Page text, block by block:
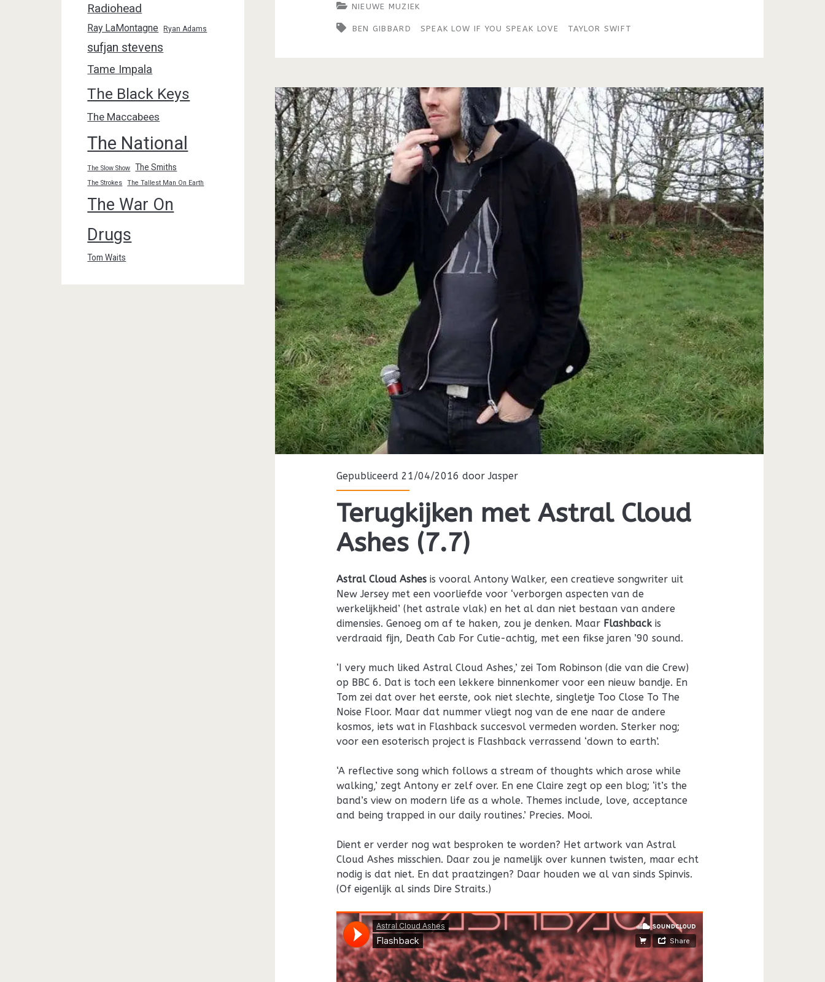
NIEUWE MUZIEK
BEN GIBBARD SPEAK LOW IF YOU SPEAK LOVE TAYLOR SWIFT
Gepubliceerd 21/04/2016 doorJasper
Terugkijken met Astral Cloud
Ashes (7.7)
Astral Cloud Ashesis vooral Antony Walker, een creatieve songwriter uit
New Jersey met een voorliefde voor ‘verborgen aspecten van de
werkelijkheid’ (het astrale vlak) en het al dan niet bestaan van andere
dimensies. Genoeg om af te haken, zou je denken. Maar Flashbackis
verdraaid fijn, Death Cab For Cutie-achtig, met een fikse jaren ’90 sound.
‘I very much liked Astral Cloud Ashes,’ zei Tom Robinson (die van die Crew)
op BBC 6. Dat is toch een lekkere binnenkomer voor een nieuw bandje. En
Tom zei dat over het eerste, ook niet slechte, singletje Too Close To The
Noise Floor. Maar dat nummer vliegt nog van de ene naar de andere
kosmos, iets wat in Flashback succesvol vermeden worden. Sterker nog;
voor een esoterisch project is Flashback verrassend ‘down to earth’.
‘A reflective song which follows a stream of thoughts which arose while
walking,’ zegt Antony er zelf over. En ene Claire zegt op een blog; ‘it’s the
band’s view on modern life as a whole. Themes include, love, acceptance
and being trapped in our daily routines.’ Precies. Mooi.
Dient er verder nog wat besproken te worden? Het artwork van Astral
Cloud Ashes misschien. Daar zou je namelijk over kunnen twisten, maar echt
nodig is dat niet. En dat praatzingen? Daar houden we al van sinds Spinvis.
(Of eigenlijk al sinds Dire Straits.)
Radiohead
Ray LaMontagne Ryan Adams
sufjan stevens
Tame Impala
The Black Keys
The Maccabees
The National
The Slow Show The Smiths
The Strokes The Tallest Man On Earth
The War On
Drugs
Tom Waits